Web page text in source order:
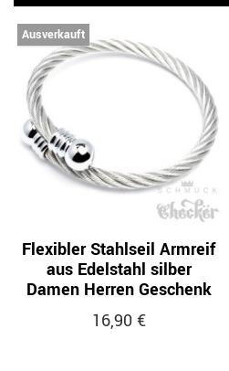
Ausverkauft
Flexibler Stahlseil Armreif
aus Edelstahl silber
Damen Herren Geschenk
16,90 €